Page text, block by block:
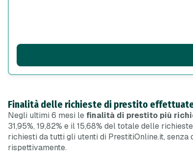
Finalità delle richieste di prestito effettuate
Negli ultimi 6 mesi le finalità di prestito più
31,95%, 19,82% e il 15,68% del totale delle
richiesti da tutti gli utenti di PrestitiOnline.it, senza
rispettivamente.